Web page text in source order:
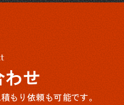
せ
もり依頼も可能です。